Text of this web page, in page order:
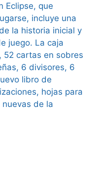
Eclipse, que
incluye una
la historia inicial y
juego. La caja
52 cartas en sobres
6 divisores, 6
libro de
hojas para
de la